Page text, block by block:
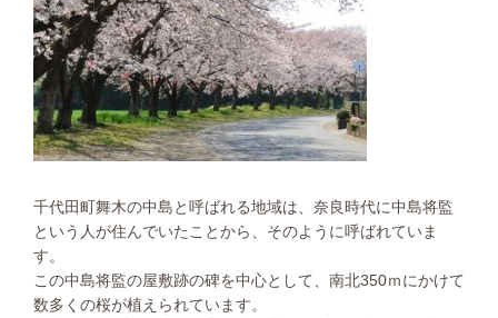
千代田町舞木の中島と呼ばれる地域は、奈良時代に中島将監
という人が住んでいたことから、そのように呼ばれていま
す。
この中島将監の屋敷跡の碑を中心として、南北350ｍにかけて
数多くの桜が植えられています。